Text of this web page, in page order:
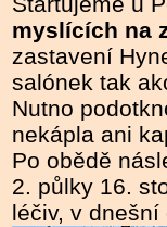
myslících na
zastavení
salónek tak
Nutno
nekápla ani
Po obědě
2. půlky 16.
léčiv, v